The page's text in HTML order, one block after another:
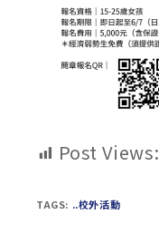
Post Views:
TAGS: ..校外活動